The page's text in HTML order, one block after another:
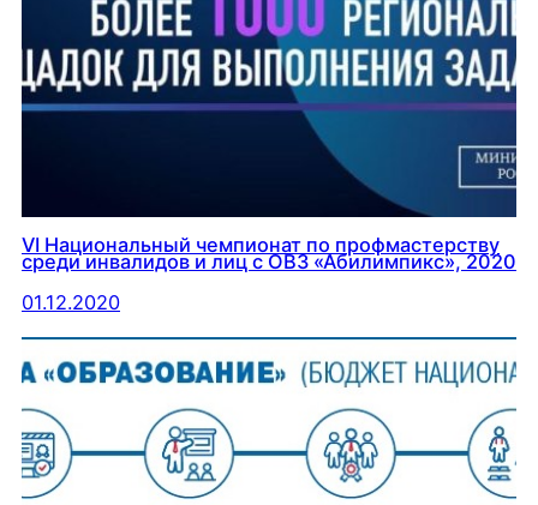
VI Национальный чемпионат по профмастерству
среди инвалидов и лиц с ОВЗ «Абилимпикс», 2020
01.12.2020